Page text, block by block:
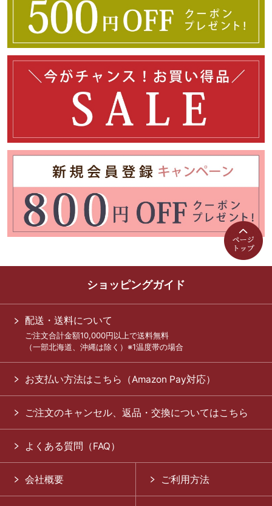
ショッピングガイド
配送・送料について
ご注文合計金額10,000円以上で送料無料
（一部北海道、沖縄は除く）※1温度帯の場合
お支払い方法はこちら（Amazon Pay対応）
ご注文のキャンセル、返品・交換についてはこちら
よくある質問（FAQ）
会社概要 ご利用方法